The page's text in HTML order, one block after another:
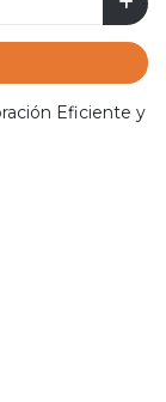
Eficiente y